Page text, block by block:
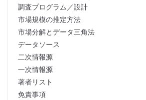
調査プログラム／設計
市場規模の推定方法
市場分解とデータ三角法
データソース
二次情報源
一次情報源
著者リスト
免責事項